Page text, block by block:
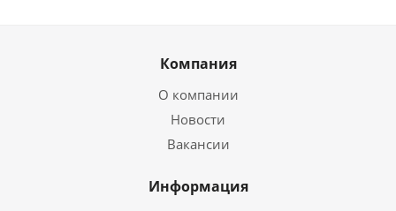
Компания
О компании
Новости
Вакансии
Информация